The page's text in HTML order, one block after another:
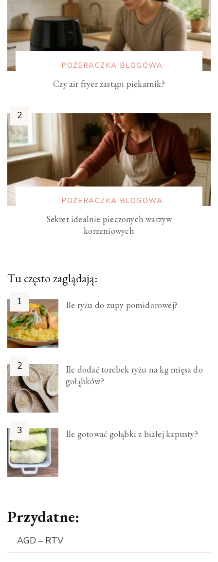
POŻERACZKA BLOGOWA
Czy air fryer zastąpi piekarnik?
POŻERACZKA BLOGOWA
Sekret idealnie pieczonych warzyw
korzeniowych
Tu często zaglądają:
Ile ryżu do zupy pomidorowej?
Ile dodać torebek ryżu na kg mięsa do
gołąbków?
Ile gotować gołąbki z białej kapusty?
Przydatne:
AGD – RTV